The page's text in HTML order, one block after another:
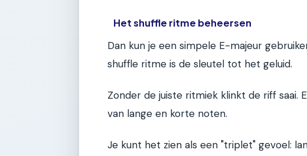
Het shuffle ritme beheersen
Dan kun je een simpele E-majeur
shuffle ritme is de sleutel tot het geluid.
Zonder de juiste ritmiek klinkt de riff saai.
van lange en korte noten.
Je kunt het zien als een "triplet" gevoel: